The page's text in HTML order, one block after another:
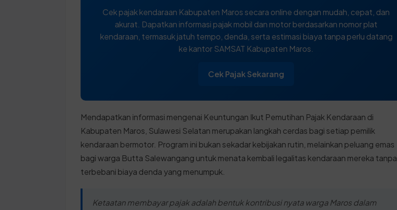
Cek pajak kendaraan Kabupaten Maros secara online dengan mudah, cepat, dan
akurat. Dapatkan informasi pajak mobil dan motor berdasarkan nomor plat
kendaraan, termasuk jatuh tempo, denda, serta estimasi biaya tanpa perlu datang
ke kantor SAMSAT Kabupaten Maros.
Cek Pajak Sekarang
Mendapatkan informasi mengenai Keuntungan Ikut Pemutihan Pajak Kendaraan di
Kabupaten Maros, Sulawesi Selatan merupakan langkah cerdas bagi setiap pemilik
kendaraan bermotor. Program ini bukan sekadar kebijakan rutin, melainkan peluang emas
bagi warga Butta Salewangang untuk menata kembali legalitas kendaraan mereka tanpa
terbebani biaya denda yang menumpuk.
Ketaatan membayar pajak adalah bentuk kontribusi nyata warga Maros dalam